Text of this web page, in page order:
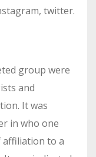
twitter.
group were
and
It was
in who one
affiliation to a